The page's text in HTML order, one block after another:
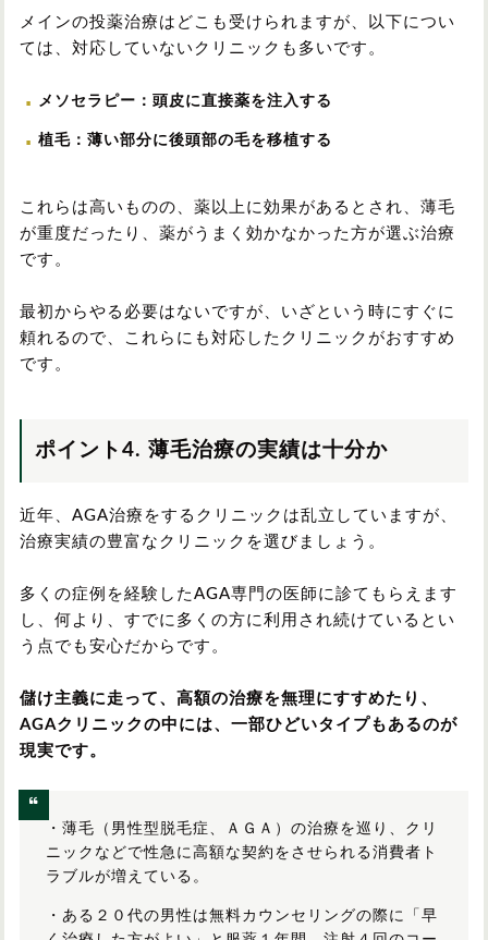
メインの投薬治療はどこも受けられますが、以下につい
ては、対応していないクリニックも多いです。
メソセラピー：頭皮に直接薬を注入する
植毛：薄い部分に後頭部の毛を移植する
これらは高いものの、薬以上に効果があるとされ、薄毛
が重度だったり、薬がうまく効かなかった方が選ぶ治療
です。
最初からやる必要はないですが、いざという時にすぐに
頼れるので、これらにも対応したクリニックがおすすめ
です。
ポイント4. 薄毛治療の実績は十分か
近年、AGA治療をするクリニックは乱立していますが、
治療実績の豊富なクリニックを選びましょう。
多くの症例を経験したAGA専門の医師に診てもらえます
し、何より、すでに多くの方に利用され続けているとい
う点でも安心だからです。
儲け主義に走って、高額の治療を無理にすすめたり、
AGAクリニックの中には、一部ひどいタイプもあるのが
現実です。
・薄毛（男性型脱毛症、ＡＧＡ）の治療を巡り、クリ
ニックなどで性急に高額な契約をさせられる消費者ト
ラブルが増えている。
・ある２０代の男性は無料カウンセリングの際に「早